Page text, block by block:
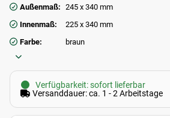
Außenmaß: 245 x 340 mm
Innenmaß:
225 x 340 mm
Farbe:
braun
Verfügbarkeit: sofort lieferbar
Versanddauer: ca. 1 - 2 Arbeitstage